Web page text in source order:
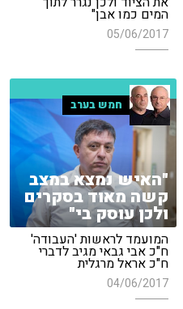
המים כמו אבן"
05/06/2017
חמש בערב
"האיש נמצא במצב
קשה מאוד בסקרים
ולכן עוסק בי"
המועמד לראשות 'העבודה'
ח"כ אבי גבאי מגיב לדברי
ח"כ אראל מרגלית
04/06/2017